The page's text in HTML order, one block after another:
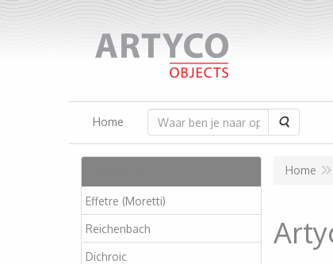
Home Zoeken
Effetre (Moretti)
Reichenbach
Dichroic
Home